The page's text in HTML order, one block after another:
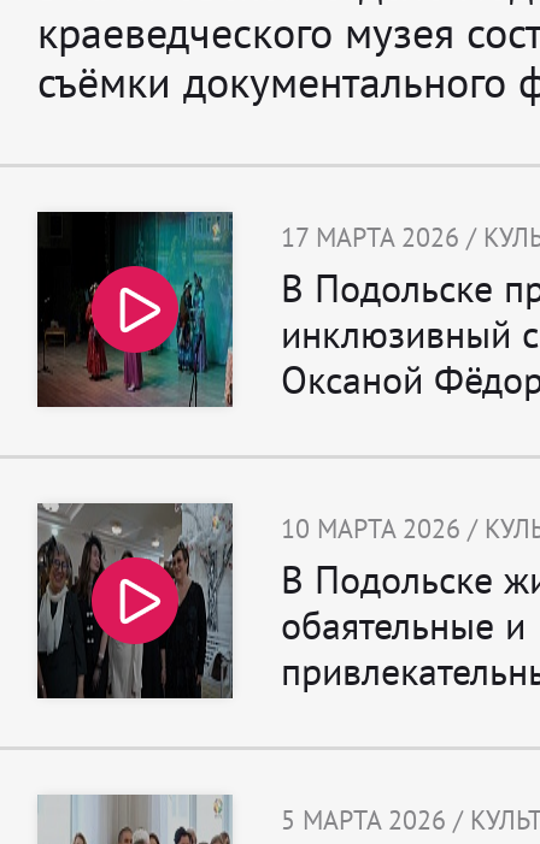
краеведческого музея
съёмки документального
17 МАРТА 2026 /
В Подольске
инклюзивный
Оксаной
10 МАРТА 2026 /
В Подольске
обаятельные и
5 МАРТА 2026 /